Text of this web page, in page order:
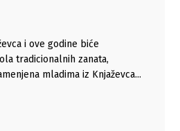
i ove godine biće
tradicionalnih zanata,
mladima iz Knjaževca...